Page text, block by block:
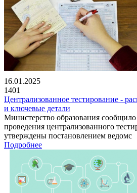
16.01.2025
1401
Централизованное тестирование -
и ключевые детали
Министерство образования
проведения централизованного
утверждены постановлением ведомс
Подробнее